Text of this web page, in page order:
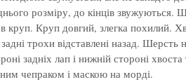
розміру, до кінців звужуються.
Круп довгий, злегка похилий.
трохи відставлені назад. Шерсть
задніх лап і нижній стороні
чепраком і маскою на морді.